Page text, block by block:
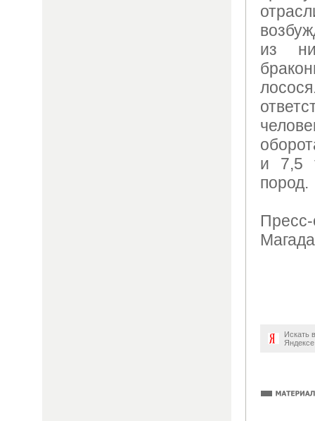
из
и 7,5
пород.
Искать в
Яндексе